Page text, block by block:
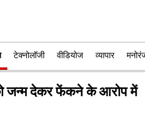
टेक्नोलॉजी वीडियोज व्यापार
जन्म देकर फेंकने के आरोप में